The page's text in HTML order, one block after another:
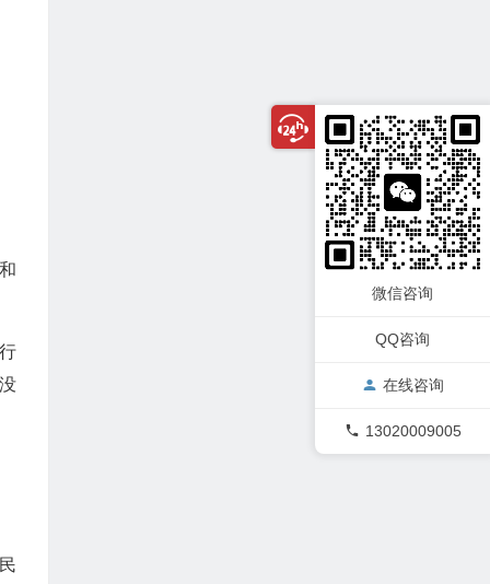
微信咨询
QQ咨询
在线咨询
13020009005